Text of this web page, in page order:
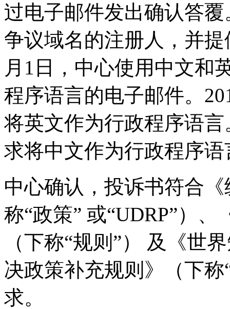
过电子邮件发出确认答
争议域名的注册人，并
月1日，中心使用中文和
程序语言的电子邮件。
将英文作为行政程序语
求将中文作为行政程序语
中心确认，投诉书符合
称“政策” 或“UDRP”）
（下称“规则”） 及《世
决政策补充规则》（下
求。